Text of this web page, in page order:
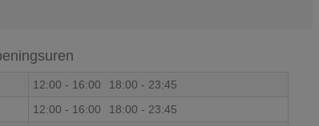
12:00 - 16:00 18:00 - 23:45
12:00 - 16:00 18:00 - 23:45